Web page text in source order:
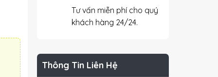
Tư vấn miễn phí cho quý
khách hàng 24/24.
Thông Tin Liên Hệ